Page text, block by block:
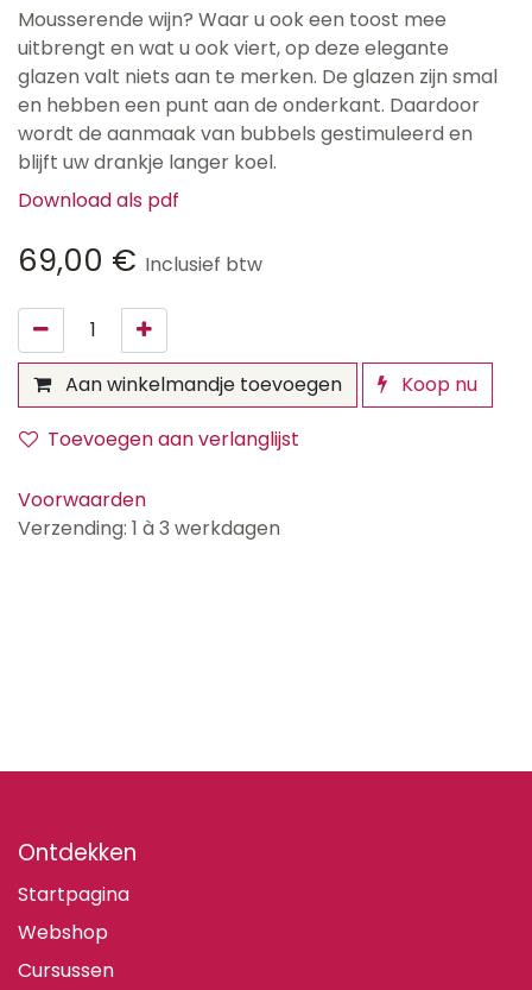
Mousserende wijn? Waar u ook een toost mee
uitbrengt en wat u ook viert, op deze elegante
glazen valt niets aan te merken. De glazen zijn smal
en hebben een punt aan de onderkant. Daardoor
wordt de aanmaak van bubbels gestimuleerd en
blijft uw drankje langer koel.
Download als pdf
69,00 € Inclusief btw
Aan winkelmandje toevoegen
Koop nu
Toevoegen aan verlanglijst
Voorwaarden
Verzending: 1 à 3 werkdagen
Ontdekken
Startpagina
Webshop
Cursussen